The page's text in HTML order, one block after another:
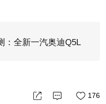
：全新一汽奥迪Q5L
176